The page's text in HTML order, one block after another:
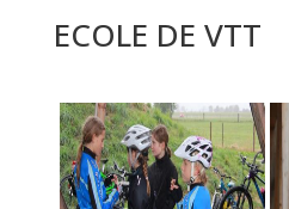
ECOLE DE VTT